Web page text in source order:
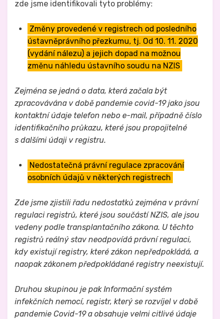
zde jsme identifikovali tyto problémy:
Změny provedené v registrech od posledního
ústavněprávního přezkumu, tj. Od 10. 11. 2020
(vydání nálezu) a jejich dopad na možnou
změnu náhledu ústavního soudu na NZIS
Zejména se jedná o data, která začala být
zpracovávána v době pandemie covid-19 jako jsou
kontaktní údaje telefon nebo e-mail, případně číslo
identifikačního průkazu, které jsou propojitelné
s dalšími údaji v registru.
Nedostatečná právní regulace zpracování
osobních údajů v některých registrech
Zde jsme zjistili řadu nedostatků zejména v právní
regulaci registrů, které jsou součástí NZIS, ale jsou
vedeny podle transplantačního zákona. U těchto
registrů reálný stav neodpovídá právní regulaci,
kdy existují registry, které zákon nepředpokládá, a
naopak zákonem předpokládané registry neexistují.
Druhou skupinou je pak Informační systém
infekčních nemocí, registr, který se rozvíjel v době
pandemie Covid-19 a obsahuje velmi citlivé údaje